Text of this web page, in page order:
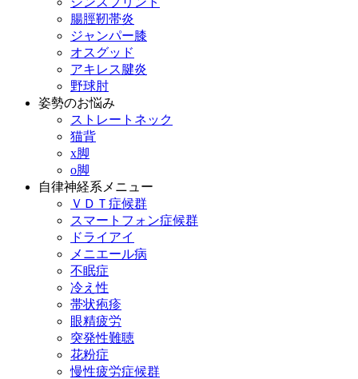
腸脛靭帯炎
ジャンパー膝
オスグッド
アキレス腱炎
野球肘
姿勢のお悩み
ストレートネック
猫背
x脚
o脚
自律神経系メニュー
ＶＤＴ症候群
スマートフォン症候群
ドライアイ
メニエール病
不眠症
冷え性
帯状疱疹
眼精疲労
突発性難聴
花粉症
慢性疲労症候群